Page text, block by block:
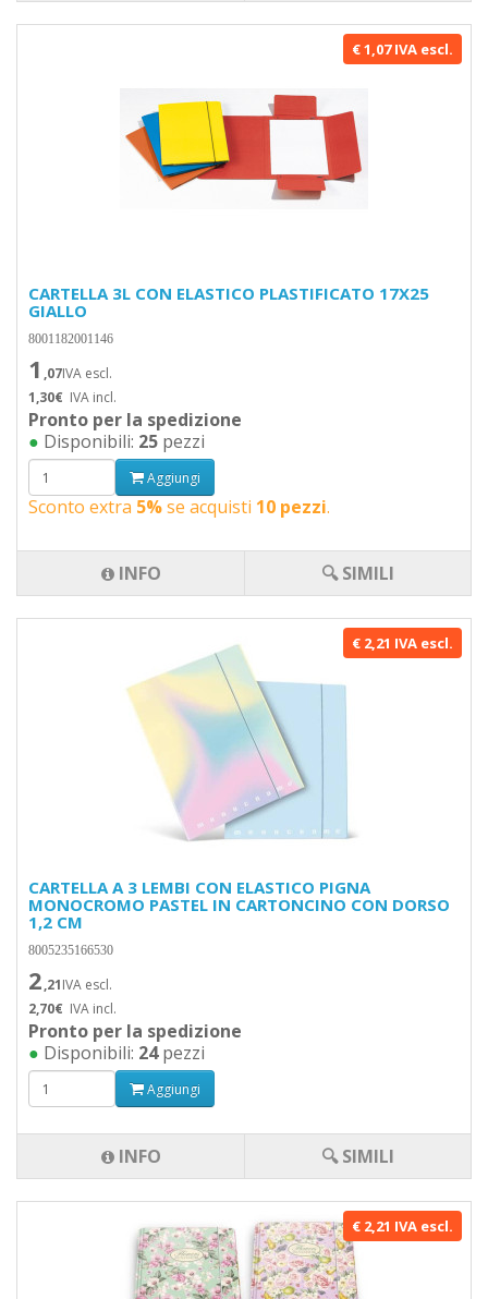
€ 1,07 IVA escl.
CARTELLA 3L CON ELASTICO PLASTIFICATO 17X25
GIALLO
8001182001146
1 ,07IVA escl.
1,30€ IVA incl.
Pronto per la spedizione
● Disponibili: 25 pezzi
Aggiungi
Sconto extra 5%se acquisti 10 pezzi.
INFO 🔍 SIMILI
€ 2,21 IVA escl.
CARTELLA A 3 LEMBI CON ELASTICO PIGNA
MONOCROMO PASTEL IN CARTONCINO CON DORSO
1,2 CM
8005235166530
2,21IVA escl.
2,70€ IVA incl.
Pronto per la spedizione
● Disponibili: 24pezzi
Aggiungi
INFO 🔍 SIMILI
€ 2,21 IVA escl.